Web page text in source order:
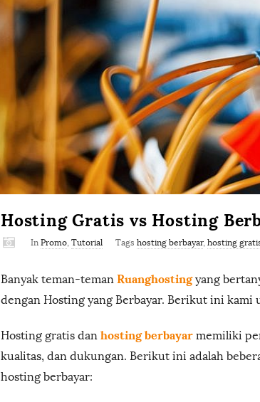
s
t
i
n
g
.
c
m
Hosting Gratis vs Hosting
In Promo, Tutorial Tags hosting berbayar, hosting
Banyak teman-teman Ruanghostingyang
dengan Hosting yang Berbayar. Berikut ini kami
Hosting gratis dan hosting berbayar memiliki
kualitas, dan dukungan. Berikut ini adalah
hosting berbayar: